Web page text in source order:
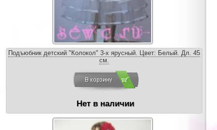
Подъюбник детский "Колокол" 3-х ярусный. Цвет: Белый. Дл. 45
см.
Нет в наличии